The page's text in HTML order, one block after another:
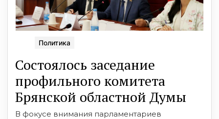
Политика
Состоялось заседание
профильного комитета
Брянской областной Думы
В фокусе внимания парламентариев